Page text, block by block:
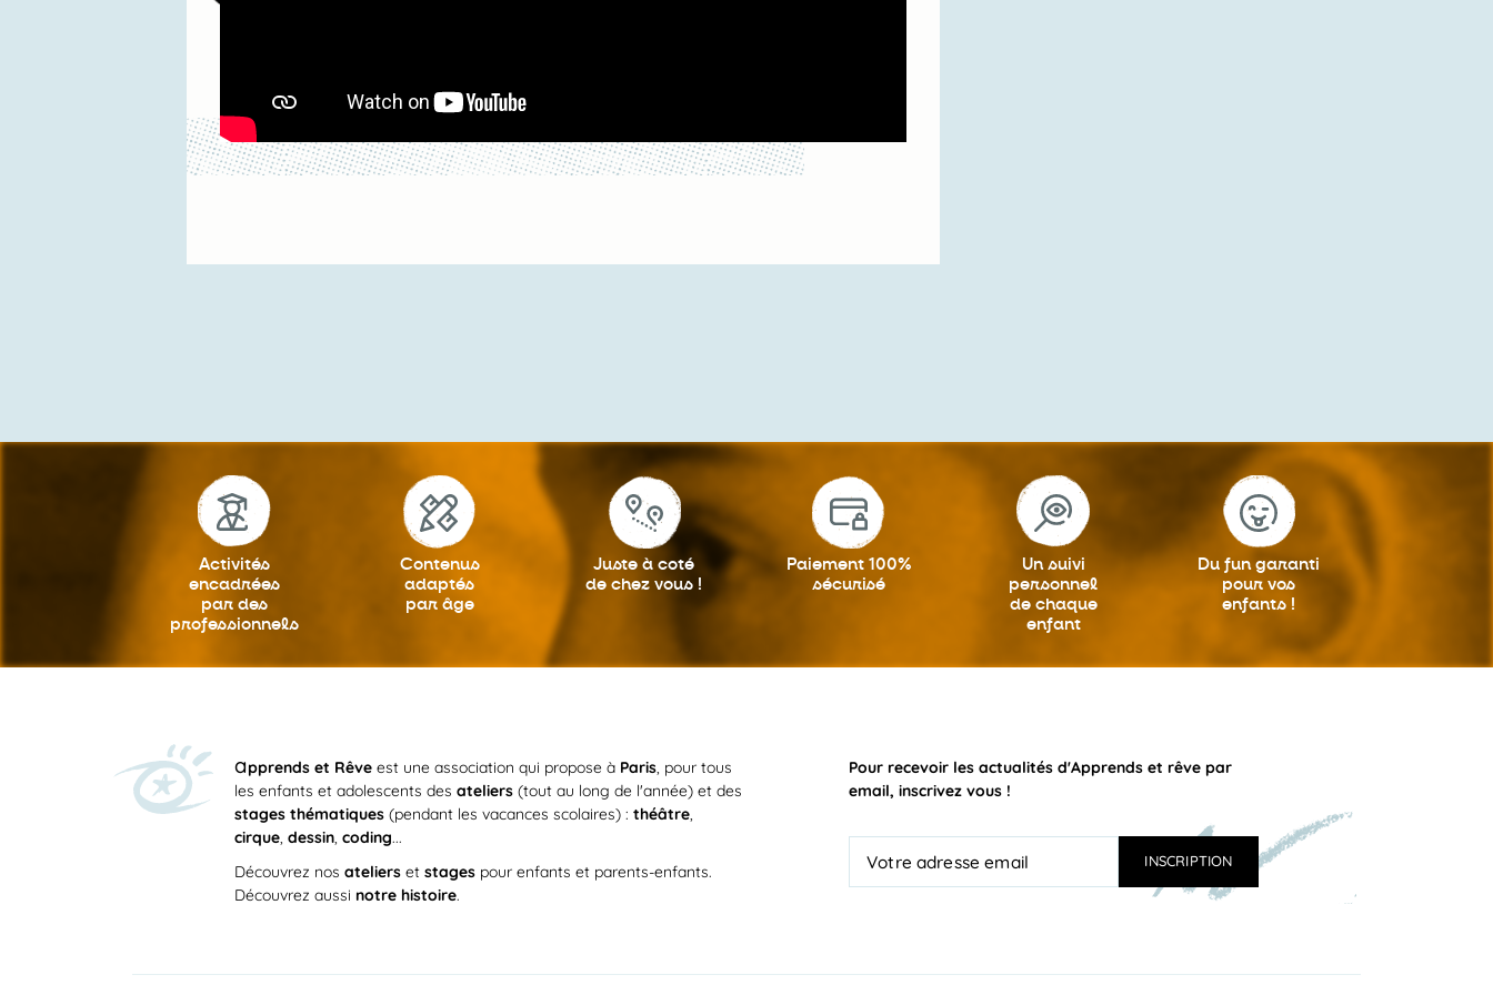
Activités
encadrées
par des
professionnels
Contenus
adaptés
par âge
Juste à coté
de chez vous !
Paiement 100%
sécurisé
Un suivi
personnel
de chaque
enfant
Du fun garanti
pour vos
enfants !
apprends et Rêve est une association qui propose à Paris, pour tous
les enfants et adolescents desateliers (tout au long de l'année) et des
stages thématiques (pendant les vacances scolaires) :théâtre,
cirque,dessin,coding...
Découvrez nosateliers etstages pour enfants et parents-enfants.
Découvrez aussinotre histoire.
Pour recevoir les actualités d'Apprends et rêve par
email, inscrivez vous !